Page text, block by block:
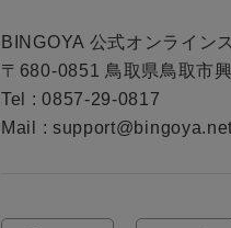
BINGOYA 公式オンライン
〒680-0851 鳥取県鳥取市
Tel : 0857-29-0817
Mail : support@bingoya.net